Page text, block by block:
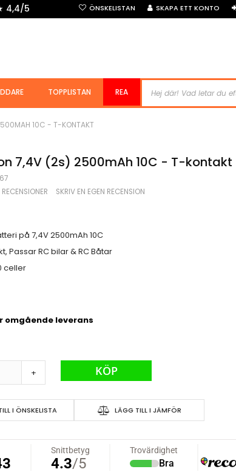
ÖNSKELISTAN SKAPA ETT KONTO
4,4/5
TOPPLISTAN REA
10C - T-KONTAKT
Ion 7,4V (2s) 2500mAh 10C - T-kontakt
7,4V (2s) 2500mAh 10C - T-kontakt
RECENSIONER SKRIV EN EGEN RECENSION
på 7,4V 2500mAh 10C
Passar RC bilar & RC Båtar
celler
omgående leverans
+ KÖP
I ÖNSKELISTA LÄGG TILL I JÄMFÖR